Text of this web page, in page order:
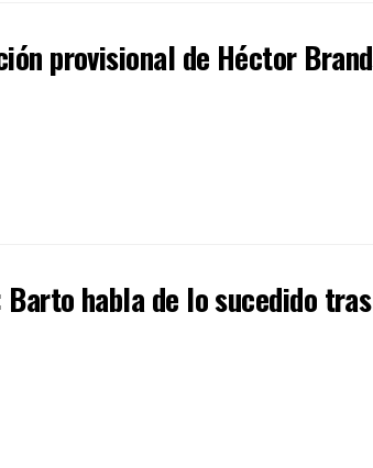
provisional de Héctor
Barto habla de lo sucedido tras